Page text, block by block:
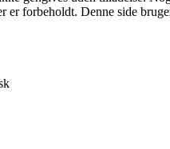
er forbeholdt. Denne side